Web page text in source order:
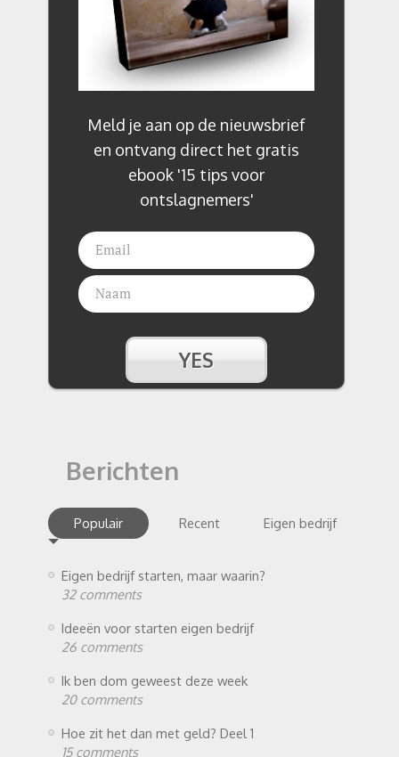
Meld je aan op de nieuwsbrief
en ontvang direct het gratis
ebook '15 tips voor
ontslagnemers'
Berichten
Populair Recent Eigen bedrijf
Eigen bedrijf starten, maar waarin?
32 comments
Ideeën voor starten eigen bedrijf
26 comments
Ik ben dom geweest deze week
20 comments
Hoe zit het dan met geld? Deel 1
15 comments